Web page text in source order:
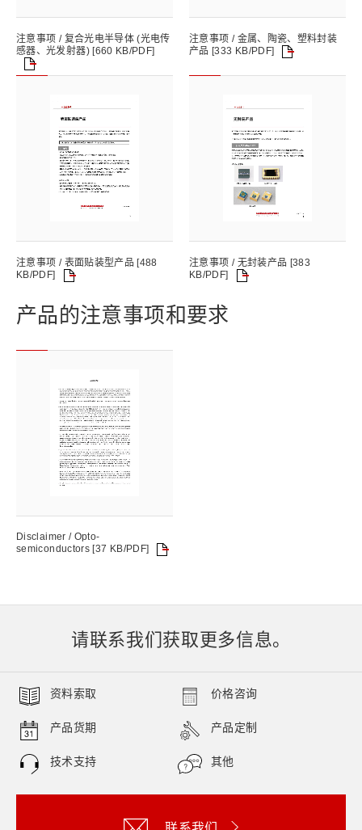
注意事项 / 复合光电半导体 (光电传
感器、光发射器) [660 KB/PDF]
注意事项 / 金属、陶瓷、塑料封装
产品 [333 KB/PDF]
注意事项 / 表面贴装型产品 [488
KB/PDF]
注意事项 / 无封装产品 [383
KB/PDF]
产品的注意事项和要求
Disclaimer / Opto-
semiconductors [37 KB/PDF]
请联系我们获取更多信息。
资料索取 价格咨询
产品货期 产品定制
技术支持 其他